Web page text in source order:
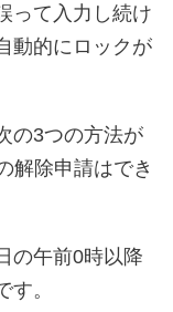
って入力し続け
動的にロックが
の3つの方法が
解除申請はでき
の午前0時以降
。